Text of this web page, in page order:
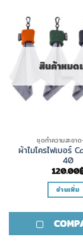
สินค้าหมด
ชุดทำความสะอา
ผ้าไมโครไฟเบอร์
40
120.00
อ่านเพิ่ม